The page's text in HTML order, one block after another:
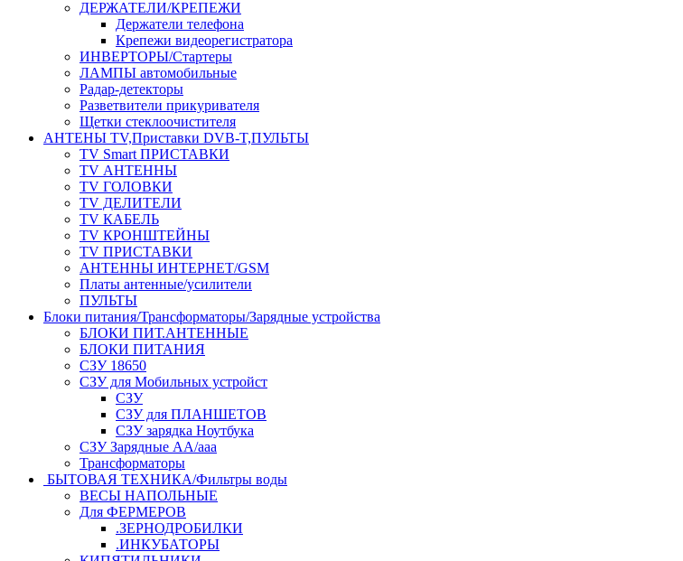
ДЕРЖАТЕЛИ/КРЕПЕЖИ
Держатели телефона
Крепежи видеорегистратора
ИНВЕРТОРЫ/Стартеры
ЛАМПЫ автомобильные
Радар-детекторы
Разветвители прикуривателя
Щетки стеклоочистителя
АНТЕНЫ ТV,Приставки DVB-T,ПУЛЬТЫ
TV Smart ПРИСТАВКИ
TV АНТЕННЫ
TV ГОЛОВКИ
TV ДЕЛИТЕЛИ
TV КАБЕЛЬ
TV КРОНШТЕЙНЫ
TV ПРИСТАВКИ
АНТЕННЫ ИНТЕРНЕТ/GSM
Платы антенные/усилители
ПУЛЬТЫ
Блоки питания/Трансформаторы/Зарядные устройства
БЛОКИ ПИТ.АНТЕННЫЕ
БЛОКИ ПИТАНИЯ
СЗУ 18650
СЗУ для Мобильных устройст
СЗУ
СЗУ для ПЛАНШЕТОВ
СЗУ зарядка Ноутбука
СЗУ Зарядные АА/ааа
Трансформаторы
БЫТОВАЯ ТЕХНИКА/Фильтры воды
ВЕСЫ НАПОЛЬНЫЕ
Для ФЕРМЕРОВ
.ЗЕРНОДРОБИЛКИ
.ИНКУБАТОРЫ